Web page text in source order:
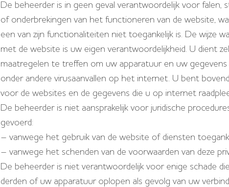
De beheerder is in geen geval verantwoordelijk voor falen,
of onderbrekingen van het functioneren van de website,
een van zijn functionaliteiten niet toegankelijk is. De wijze
met de website is uw eigen verantwoordelijkheid. U dient
maatregelen te treffen om uw apparatuur en uw
onder andere virusaanvallen op het internet. U bent
voor de websites en de gegevens die u op internet
De beheerder is niet aansprakelijk voor juridische
gevoerd:
– vanwege het gebruik van de website of diensten
– vanwege het schenden van de voorwaarden van deze
De beheerder is niet verantwoordelijk voor enige schade
derden of uw apparatuur oplopen als gevolg van uw